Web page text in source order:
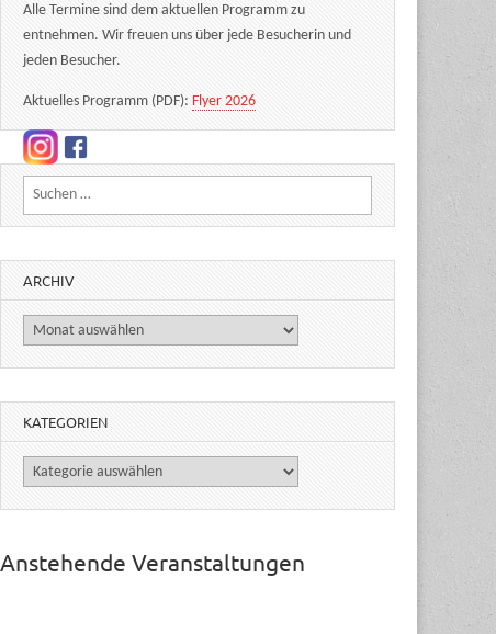
Alle Termine sind dem aktuellen Programm zu
entnehmen. Wir freuen uns über jede Besucherin und
jeden Besucher.
Aktuelles Programm (PDF):Flyer 2026
Suchen nach:
ARCHIV
Archiv
KATEGORIEN
Kategorien
Anstehende Veranstaltungen